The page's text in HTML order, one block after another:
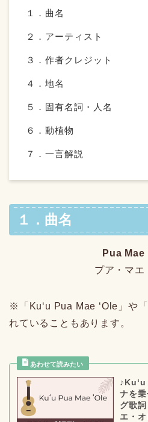
１．曲名
２．アーティスト
３．作者クレジット
４．地名
５．固有名詞・人名
６．動植物
７．一言解説
１．曲名
Pua Mae
プア・マエ
※「Kuʻu Pua Mae ʻOle」や
れていることもあります。
ナを
グ歌
エ・オ